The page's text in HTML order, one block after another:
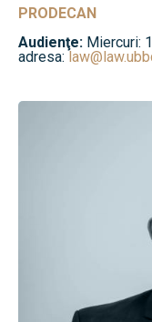
PRODECAN
Audienţe: Miercuri:
adresa: